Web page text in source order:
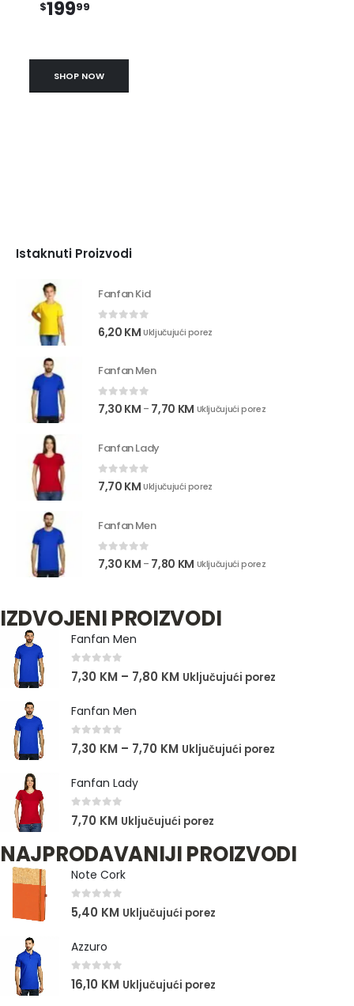
$19999
SHOP NOW
Istaknuti Proizvodi
Fanfan Kid
0out of 5
6,20 KM Uključujući porez
Fanfan Men
0out of 5
7,30 KM – 7,70 KM Uključujući porez
Fanfan Lady
0out of 5
7,70 KM Uključujući porez
Fanfan Men
0out of 5
7,30 KM – 7,80 KM Uključujući porez
IZDVOJENI PROIZVODI
Fanfan Men
0out of 5
7,30 KM – 7,80 KM Uključujući porez
Fanfan Men
0out of 5
7,30 KM – 7,70 KM Uključujući porez
Fanfan Lady
0out of 5
7,70 KM Uključujući porez
NAJPRODAVANIJI PROIZVODI
Note Cork
0out of 5
5,40 KM Uključujući porez
Azzuro
0out of 5
16,10 KM Uključujući porez